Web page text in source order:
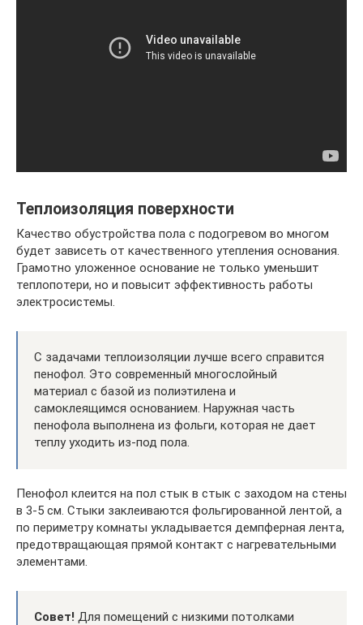
Теплоизоляция поверхности
Качество обустройства пола с подогревом во многом
будет зависеть от качественного утепления основания.
Грамотно уложенное основание не только уменьшит
теплопотери, но и повысит эффективность работы
электросистемы.
С задачами теплоизоляции лучше всего справится
пенофол. Это современный многослойный
материал с базой из полиэтилена и
самоклеящимся основанием. Наружная часть
пенофола выполнена из фольги, которая не дает
теплу уходить из-под пола.
Пенофол клеится на пол стык в стык с заходом на стены
в 3-5 см. Стыки заклеиваются фольгированной лентой, а
по периметру комнаты укладывается демпферная лента,
предотвращающая прямой контакт с нагревательными
элементами.
Совет! Для помещений с низкими потолками